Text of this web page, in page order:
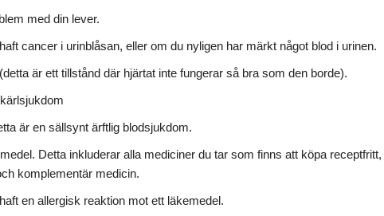
med din lever.
cancer i urinblåsan, eller om du nyligen har märkt något blod i urinen.
är ett tillstånd där hjärtat inte fungerar så bra som den borde).
är en sällsynt ärftlig blodsjukdom.
Detta inkluderar alla mediciner du tar som finns att köpa receptfritt,
komplementär medicin.
en allergisk reaktion mot ett läkemedel.